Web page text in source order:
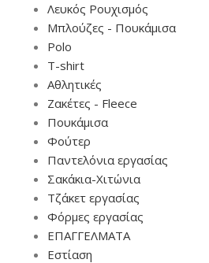
Λευκός Ρουχισμός
Μπλούζες - Πουκάμισα
Polo
T-shirt
Αθλητικές
Ζακέτες - Fleece
Πουκάμισα
Φούτερ
Παντελόνια εργασίας
Σακάκια-Χιτώνια
Τζάκετ εργασίας
Φόρμες εργασίας
ΕΠΑΓΓΕΛΜΑΤΑ
Εστίαση